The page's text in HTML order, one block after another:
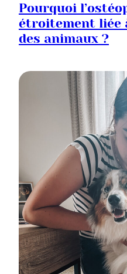
Pourquoi
étroitement liée
des animaux ?